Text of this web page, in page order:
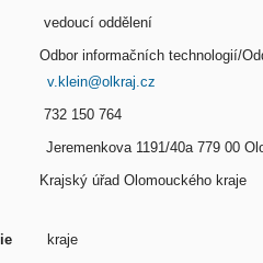
vedoucí oddělení
Odbor informačních technologií/
v.klein@olkraj.cz
732 150 764
Jeremenkova 1191/40a 779 00
Krajský úřad Olomouckého kraje
kraje